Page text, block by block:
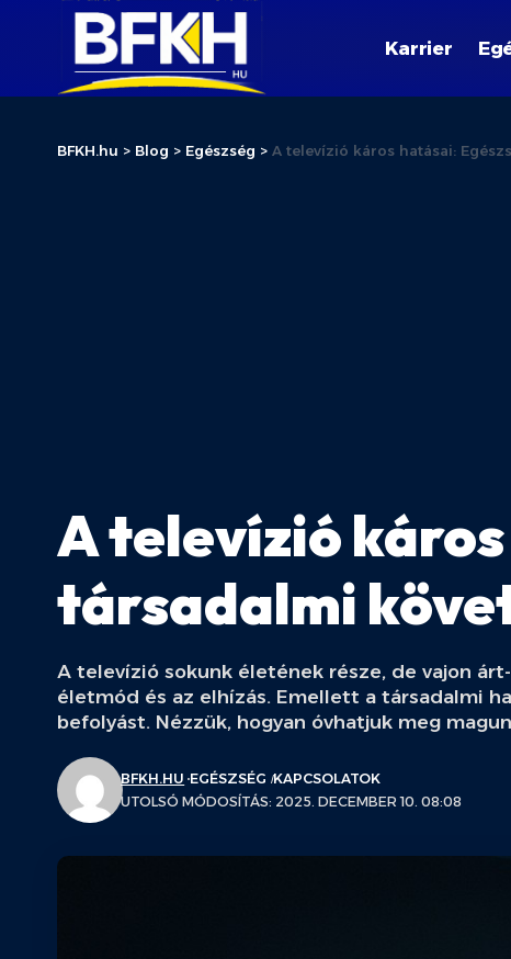
Karrier
BFKH.hu > Blog > Egészség > A televízió káros hatásai:
A televízió
társadalmi
A televízió sokunk életének része, de vajon
életmód és az elhízás. Emellett a társadalmi
befolyást. Nézzük, hogyan óvhatjuk meg
UTOLSÓ MÓDOSÍTÁS: 2025. DECEMBER 10. 08:08
BFKH.HU EGÉSZSÉG KAPCSOLATOK